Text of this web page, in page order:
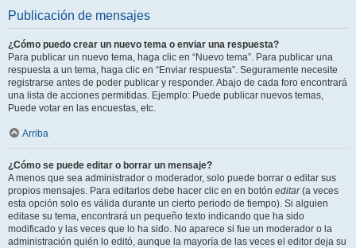
Publicación de mensajes
¿Cómo puedo crear un nuevo tema o enviar una respuesta?
Para publicar un nuevo tema, haga clic en “Nuevo tema”. Para publicar una
respuesta a un tema, haga clic en “Enviar respuesta”. Seguramente necesite
registrarse antes de poder publicar y responder. Abajo de cada foro encontrará
una lista de acciones permitidas. Ejemplo: Puede publicar nuevos temas,
Puede votar en las encuestas, etc.
Arriba
¿Cómo se puede editar o borrar un mensaje?
A menos que sea administrador o moderador, solo puede borrar o editar sus
propios mensajes. Para editarlos debe hacer clic en en botón editar(a veces
esta opción solo es válida durante un cierto periodo de tiempo). Si alguien
editase su tema, encontrará un pequeño texto indicando que ha sido
modificado y las veces que lo ha sido. No aparece si fue un moderador o la
administración quién lo editó, aunque la mayoría de las veces el editor deja su